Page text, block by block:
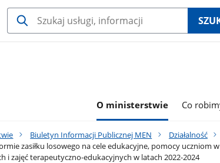
O ministerstwie Co
Biuletyn Informacji Publicznej MEN Działalność
zasiłku losowego na cele edukacyjne, pomocy
i zajęć terapeutyczno-edukacyjnych w latach 2022-2024